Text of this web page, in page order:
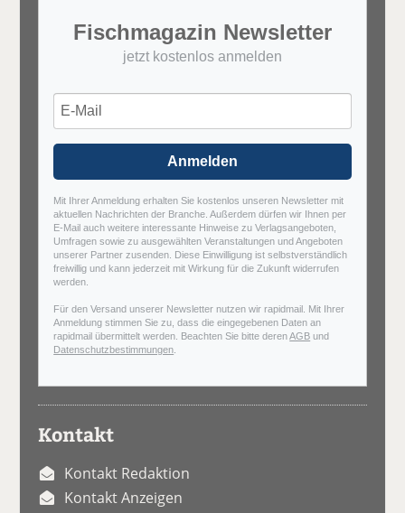
Fischmagazin Newsletter
jetzt kostenlos anmelden
Anmelden
Mit Ihrer Anmeldung erhalten Sie kostenlos unseren Newsletter mit
aktuellen Nachrichten der Branche. Außerdem dürfen wir Ihnen per
E-Mail auch weitere interessante Hinweise zu Verlagsangeboten,
Umfragen sowie zu ausgewählten Veranstaltungen und Angeboten
unserer Partner zusenden. Diese Einwilligung ist selbstverständlich
freiwillig und kann jederzeit mit Wirkung für die Zukunft widerrufen
werden.
Für den Versand unserer Newsletter nutzen wir rapidmail. Mit Ihrer
Anmeldung stimmen Sie zu, dass die eingegebenen Daten an
rapidmail übermittelt werden. Beachten Sie bitte derenAGB und
Datenschutzbestimmungen
Kontakt
Kontakt Redaktion
Kontakt Anzeigen